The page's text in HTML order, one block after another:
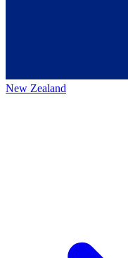
New Zealand